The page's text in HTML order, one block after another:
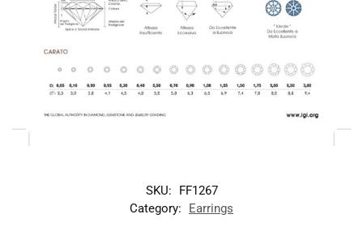
SKU:
FF1267
Category:
Earrings